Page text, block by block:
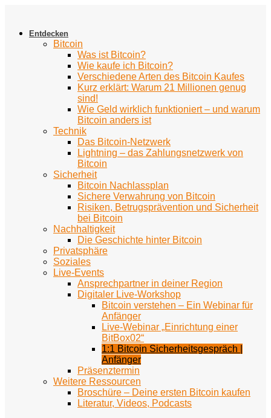
springenEntdecken
Bitcoin
Was ist Bitcoin?
Wie kaufe ich Bitcoin?
Verschiedene Arten des Bitcoin Kaufes
Kurz erklärt: Warum 21 Millionen genug
sind!
Wie Geld wirklich funktioniert – und warum
Bitcoin anders ist
Technik
Das Bitcoin-Netzwerk
Lightning – das Zahlungsnetzwerk von
Bitcoin
Sicherheit
Bitcoin Nachlassplan
Sichere Verwahrung von Bitcoin
Risiken, Betrugsprävention und Sicherheit
bei Bitcoin
Nachhaltigkeit
Die Geschichte hinter Bitcoin
Privatsphäre
Soziales
Live-Events
Ansprechpartner in deiner Region
Digitaler Live-Workshop
Bitcoin verstehen – Ein Webinar für
Anfänger
Live-Webinar „Einrichtung einer
BitBox02“
1:1 Bitcoin Sicherheitsgespräch |
Anfänger
Präsenztermin
Weitere Ressourcen
Broschüre – Deine ersten Bitcoin kaufen
Literatur, Videos, Podcasts